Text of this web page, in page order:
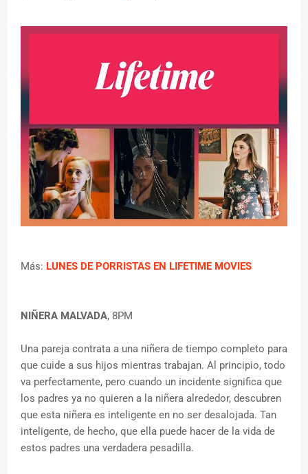
Más: LUNES DE PORRISTAS EN LIFETIME MOVIES
NIÑERA MALVADA, 8PM
Una pareja contrata a una niñera de tiempo completo para
que cuide a sus hijos mientras trabajan. Al principio, todo
va perfectamente, pero cuando un incidente significa que
los padres ya no quieren a la niñera alrededor, descubren
que esta niñera es inteligente en no ser desalojada. Tan
inteligente, de hecho, que ella puede hacer de la vida de
estos padres una verdadera pesadilla.